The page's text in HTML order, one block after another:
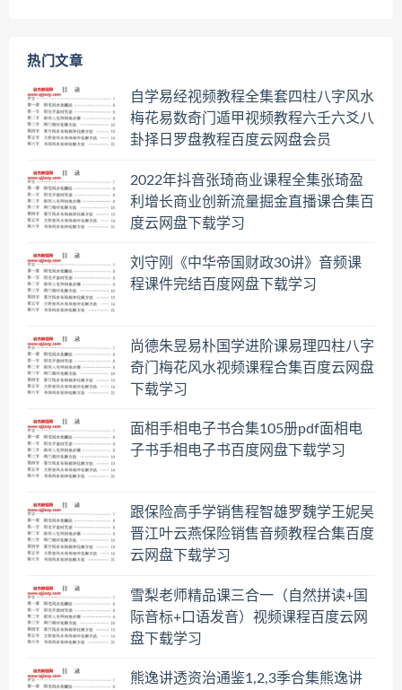
热门文章
自学易经视频教程全集套四柱八字风水
梅花易数奇门遁甲视频教程六壬六爻八
卦择日罗盘教程百度云网盘会员
2022年抖音张琦商业课程全集张琦盈
利增长商业创新流量掘金直播课合集百
度云网盘下载学习
刘守刚《中华帝国财政30讲》音频课
程课件完结百度网盘下载学习
尚德朱昱易朴国学进阶课易理四柱八字
奇门梅花风水视频课程合集百度云网盘
下载学习
面相手相电子书合集105册pdf面相电
子书手相电子书百度网盘下载学习
跟保险高手学销售程智雄罗魏学王妮吴
晋江叶云燕保险销售音频教程合集百度
云网盘下载学习
雪梨老师精品课三合一（自然拼读+国
际音标+口语发音）视频课程百度云网
盘下载学习
熊逸讲透资治通鉴1,2,3季合集熊逸讲